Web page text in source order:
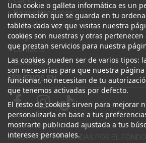
Bajas y tasaciones
Sobre Nosotros
Blog
Contacto
Canal Ético
Una cookie o galleta informática es un
información que se guarda en tu
tableta cada vez que visitas nuestra
cookies son nuestras y otras
que prestan servicios para nuestra
Las cookies pueden ser de varios tipos:
son necesarias para que nuestra
funcionar, no necesitan de tu
que tenemos activadas por defecto.
El resto de cookies sirven para mejorar
personalizarla en base a tus
mostrarte publicidad ajustada a tus
intereses personales.
SÍGUENOS EN
AYUDAS COFINANCIADAS POR EL